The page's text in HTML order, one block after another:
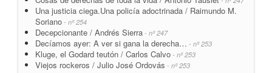
Una justicia ciega.Una policía adoctrinada / Raimundo M.
Soriano - nº 254
Decepcionante / Andrés Sierra - nº 247
Decíamos ayer: A ver si gana la derecha… - nº 253
Kluge, el Godard teutón / Carlos Calvo - nº 253
Viejos rockeros / Julio José Ordovás - nº 253